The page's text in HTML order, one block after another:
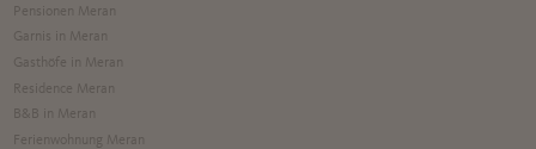
Pensionen Meran
Garnis in Meran
Gasthöfe in Meran
Residence Meran
B&B in Meran
Ferienwohnung Meran